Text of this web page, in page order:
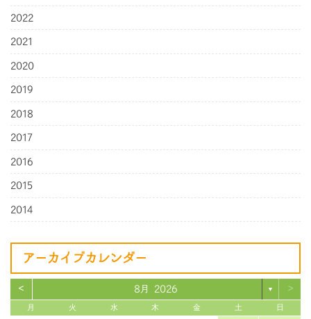
2022
2021
2020
2019
2018
2017
2016
2015
2014
アーカイブカレンダー
< 8月 2026 ▼ >
月 火 水 木 金 土 日